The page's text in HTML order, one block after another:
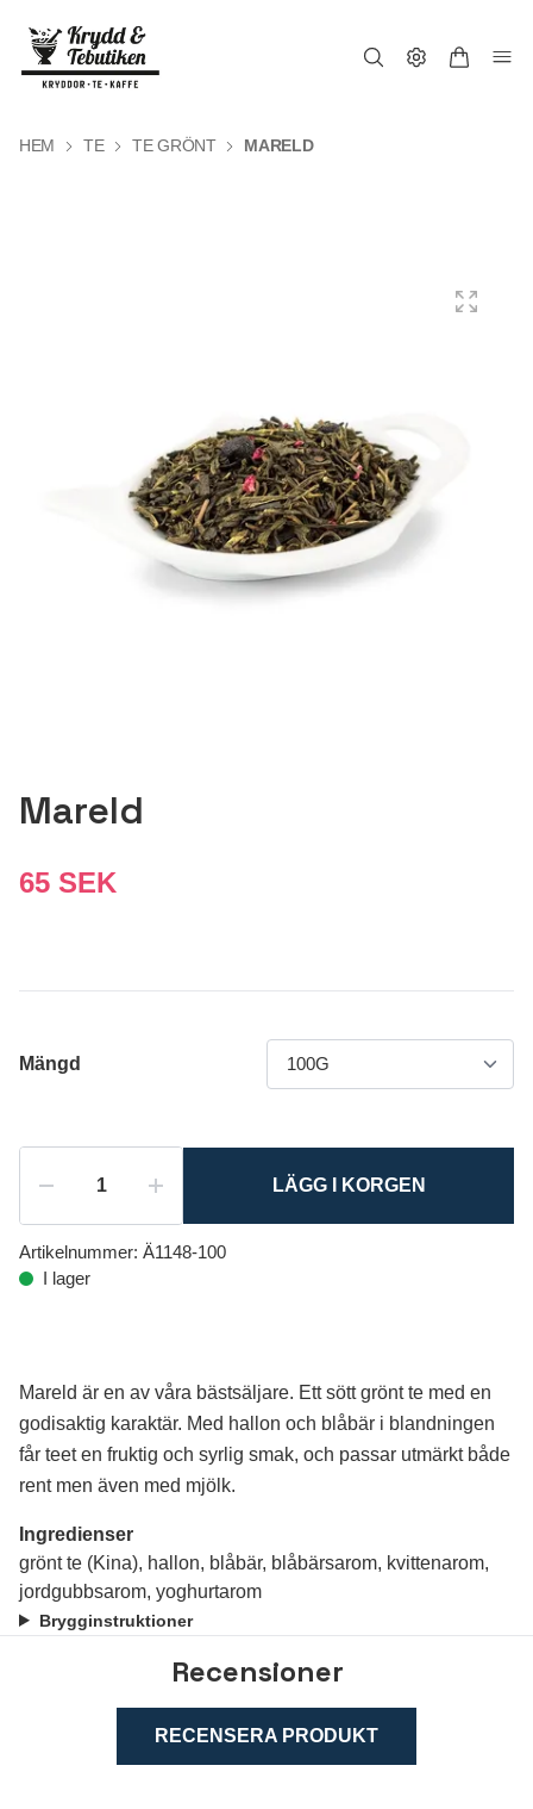
HEM TE TE GRÖNT MARELD
Mareld
65 SEK
Mängd
LÄGG I KORGEN
Artikelnummer: Ä1148-100
I lager
Mareld är en av våra bästsäljare. Ett sött grönt te med en
godisaktig karaktär. Med hallon och blåbär i blandningen
får teet en fruktig och syrlig smak, och passar utmärkt både
rent men även med mjölk.
Ingredienser
grönt te (Kina), hallon, blåbär, blåbärsarom, kvittenarom,
jordgubbsarom, yoghurtarom
Brygginstruktioner
Recensioner
RECENSERA PRODUKT